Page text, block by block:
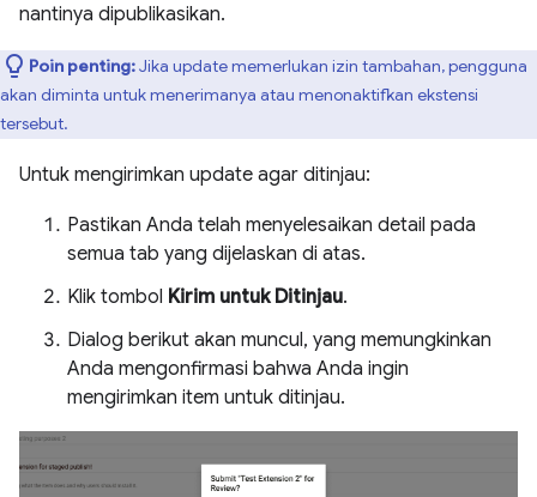
nantinya dipublikasikan.
Poin penting:Jika update memerlukan izin tambahan, pengguna
akan diminta untuk menerimanya atau menonaktifkan ekstensi
tersebut.
Untuk mengirimkan update agar ditinjau:
Pastikan Anda telah menyelesaikan detail pada
semua tab yang dijelaskan di atas.
Klik tombol Kirim untuk Ditinjau.
Dialog berikut akan muncul, yang memungkinkan
Anda mengonfirmasi bahwa Anda ingin
mengirimkan item untuk ditinjau.